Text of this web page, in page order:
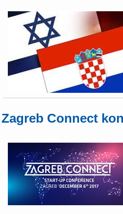
Zagreb Connect